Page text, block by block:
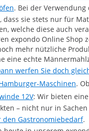
. Bei der
dass sie stets nur für
welche diese auch
expondo Online Shop
mehr nützliche
eine echte
werfen Sie doch
Maschinen. Ob
12V: Wir bieten
– nicht nur in
den Gastronomiebedarf.